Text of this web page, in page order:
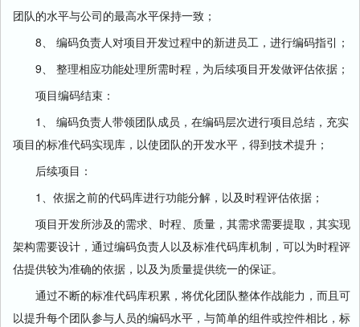
团队的水平与公司的最高水平保持一致；
8、 编码负责人对项目开发过程中的新进员工，进行编码指引；
9、 整理相应功能处理所需时程，为后续项目开发做评估依据；
项目编码结束：
1、 编码负责人带领团队成员，在编码层次进行项目总结，充实
项目的标准代码实现库，以使团队的开发水平，得到技术提升；
后续项目：
1、依据之前的代码库进行功能分解，以及时程评估依据；
项目开发所涉及的需求、时程、质量，其需求需要提取，其实现
架构需要设计，通过编码负责人以及标准代码库机制，可以为时程评
估提供较为准确的依据，以及为质量提供统一的保证。
通过不断的标准代码库积累，将优化团队整体作战能力，而且可
以提升每个团队参与人员的编码水平，与简单的组件或控件相比，标